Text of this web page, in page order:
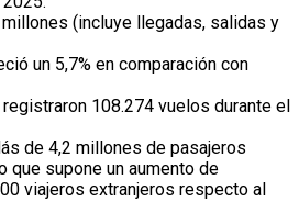
(incluye llegadas, salidas y
un 5,7% en comparación con
108.274 vuelos durante el
de 4,2 millones de pasajeros
que supone un aumento de
viajeros extranjeros respecto al